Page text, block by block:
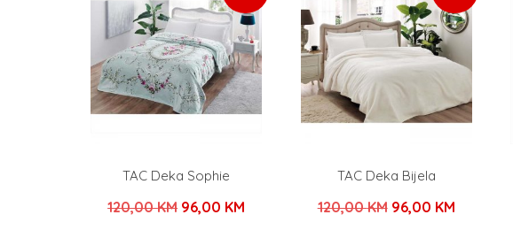
TAC Deka Sophie
120,00KM Izvorna
96,00 KM
TAC Deka Bijela
120,00KM Izvorna
96,00 KMTrenutna